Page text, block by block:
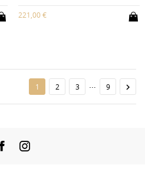
221,00 €
1 2 3 9 
FacebookInstagram